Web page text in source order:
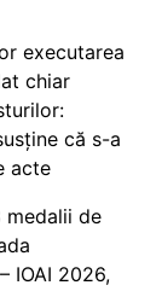
executarea
chiar
că s-a
acte
medalii de
IOAI 2026,